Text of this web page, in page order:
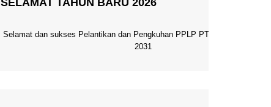
SELAMAT TAHUN BARU 2026
Selamat dan sukses Pelantikan dan Pengkuhan PPLP PT PGRI Pacitan
2031